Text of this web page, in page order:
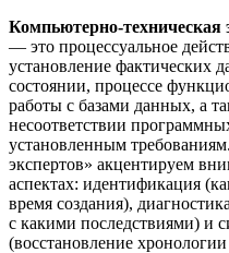
Компьютерно-
— это процессуальное
установление фактических
состоянии, процессе
работы с базами данных, а
несоответствии
установленным
экспертов» акцентируем
аспектах: идентификация
время создания),
с какими последствиями) и
(восстановление